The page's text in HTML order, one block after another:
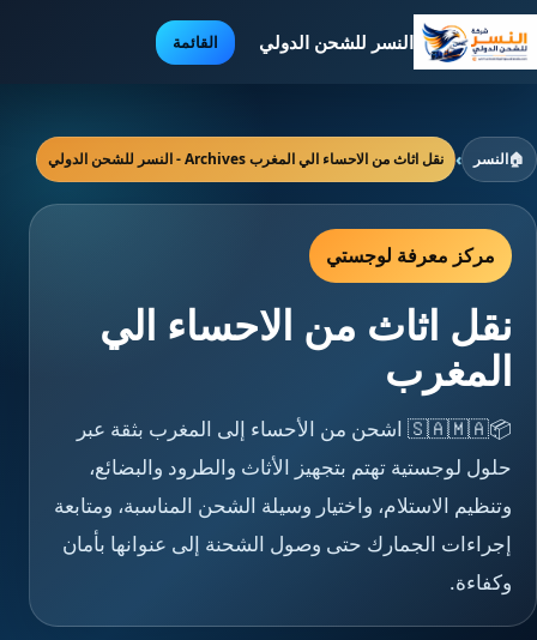
النسر للشحن الدولي القائمة
🏠النسر › نقل اثاث من الاحساء الي المغرب Archives - النسر للشحن الدولي
مركز معرفة لوجستي
نقل اثاث من الاحساء الي
المغرب
📦🇸🇦🇲🇦 اشحن من الأحساء إلى المغرب بثقة عبر
حلول لوجستية تهتم بتجهيز الأثاث والطرود والبضائع،
وتنظيم الاستلام، واختيار وسيلة الشحن المناسبة، ومتابعة
إجراءات الجمارك حتى وصول الشحنة إلى عنوانها بأمان
وكفاءة.